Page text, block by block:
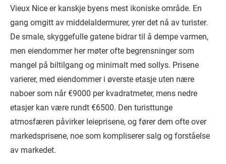
Vieux Nice er kanskje byens mest ikoniske område. En
gang omgitt av middelaldermurer, yrer det nå av turister.
De smale, skyggefulle gatene bidrar til å dempe varmen,
men eiendommer her møter ofte begrensninger som
mangel på biltilgang og minimalt med sollys. Prisene
varierer, med eiendommer i øverste etasje uten nære
naboer som når €9000 per kvadratmeter, mens nedre
etasjer kan være rundt €6500. Den turisttunge
atmosfæren påvirker leieprisene, og fører dem ofte over
markedsprisene, noe som kompliserer salg og forståelse
av markedet.